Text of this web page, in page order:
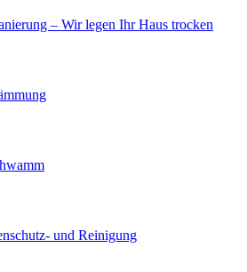
– Wir legen Ihr Haus trocken
und Reinigung